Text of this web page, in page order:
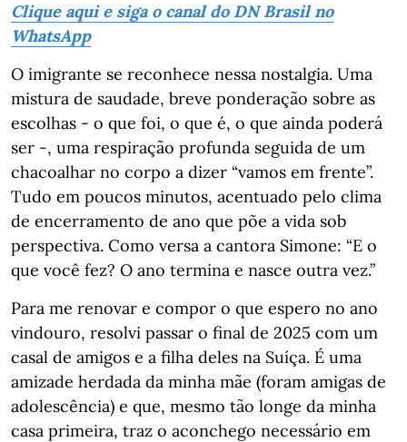
Clique aqui e siga o canal do DN Brasil no
WhatsApp
O imigrante se reconhece nessa nostalgia. Uma
mistura de saudade, breve ponderação sobre as
escolhas - o que foi, o que é, o que ainda poderá
ser -, uma respiração profunda seguida de um
chacoalhar no corpo a dizer “vamos em frente”.
Tudo em poucos minutos, acentuado pelo clima
de encerramento de ano que põe a vida sob
perspectiva. Como versa a cantora Simone: “E o
que você fez? O ano termina e nasce outra vez.”
Para me renovar e compor o que espero no ano
vindouro, resolvi passar o final de 2025 com um
casal de amigos e a filha deles na Suíça. É uma
amizade herdada da minha mãe (foram amigas de
adolescência) e que, mesmo tão longe da minha
casa primeira, traz o aconchego necessário em